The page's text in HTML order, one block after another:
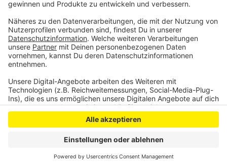
Anzeige
Anzeige